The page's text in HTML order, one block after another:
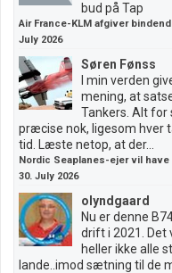
bud på Tap
Air France-KLM afgiver
July 2026
Søren Fønss
I min verden
mening, at
Tankers. Alt for
præcise nok, ligesom hver
tid. Læste netop, at der...
Nordic Seaplanes-ejer vil
30. July 2026
olyndgaard
Nu er denne
drift i 2021. Det
heller ikke alle
lande..imod sætning til de